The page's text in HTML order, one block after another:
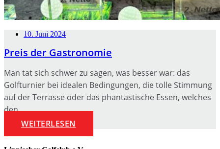
10. Juni 2024
Preis der Gastronomie
Man tat sich schwer zu sagen, was besser war: das
Golfturnier bei idealen Bedingungen, die tolle Stimmung
auf der Terrasse oder das phantastische Essen, welches
den ...
WEITERLESEN